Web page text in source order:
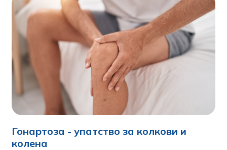
Гонартоза - упатство за колкови и
колена